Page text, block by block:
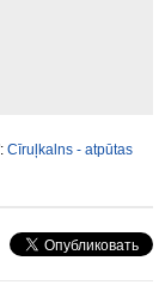
Cīruļkalns - atpūtas